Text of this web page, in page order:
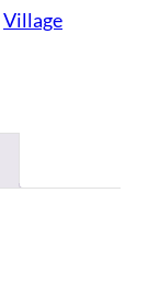
Village